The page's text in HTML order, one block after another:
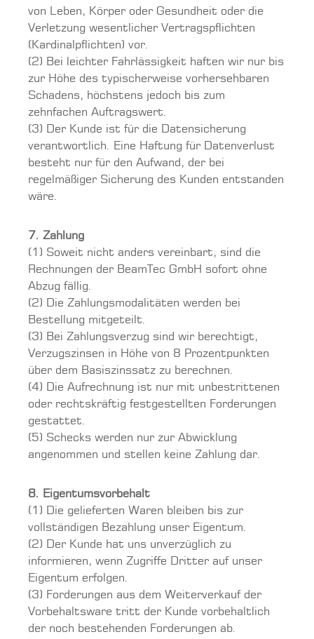
von Leben, Körper oder Gesundheit oder die
Verletzung wesentlicher Vertragspflichten
(Kardinalpflichten) vor.
(2) Bei leichter Fahrlässigkeit haften wir nur bis
zur Höhe des typischerweise vorhersehbaren
Schadens, höchstens jedoch bis zum
zehnfachen Auftragswert.
(3) Der Kunde ist für die Datensicherung
verantwortlich. Eine Haftung für Datenverlust
besteht nur für den Aufwand, der bei
regelmäßiger Sicherung des Kunden entstanden
wäre.
7. Zahlung
(1) Soweit nicht anders vereinbart, sind die
Rechnungen der BeamTec GmbH sofort ohne
Abzug fällig.
(2) Die Zahlungsmodalitäten werden bei
Bestellung mitgeteilt.
(3) Bei Zahlungsverzug sind wir berechtigt,
Verzugszinsen in Höhe von 8 Prozentpunkten
über dem Basiszinssatz zu berechnen.
(4) Die Aufrechnung ist nur mit unbestrittenen
oder rechtskräftig festgestellten Forderungen
gestattet.
(5) Schecks werden nur zur Abwicklung
angenommen und stellen keine Zahlung dar.
8. Eigentumsvorbehalt
(1) Die gelieferten Waren bleiben bis zur
vollständigen Bezahlung unser Eigentum.
(2) Der Kunde hat uns unverzüglich zu
informieren, wenn Zugriffe Dritter auf unser
Eigentum erfolgen.
(3) Forderungen aus dem Weiterverkauf der
Vorbehaltsware tritt der Kunde vorbehaltlich
der noch bestehenden Forderungen ab.